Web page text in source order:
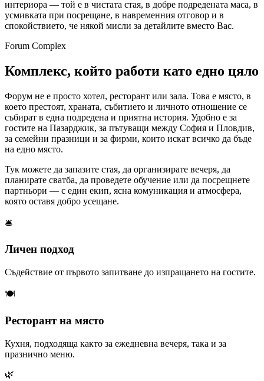
интериора — той е в чистата стая, в добре подредената маса, в
усмивката при посрещане, в навременния отговор и в
спокойствието, че някой мисли за детайлите вместо Вас.
Forum Complex
Комплекс, който работи като едно цяло
Форум не е просто хотел, ресторант или зала. Това е място, в
което престоят, храната, събитието и личното отношение се
събират в една подредена и приятна история. Удобно е за
гостите на Пазарджик, за пътуващи между София и Пловдив,
за семейни празници и за фирми, които искат всичко да бъде
на едно място.
Тук можете да запазите стая, да организирате вечеря, да
планирате сватба, да проведете обучение или да посрещнете
партньори — с един екип, ясна комуникация и атмосфера,
която оставя добро усещане.
🛎️
Личен подход
Съдействие от първото запитване до изпращането на гостите.
🍽️
Ресторант на място
Кухня, подходяща както за ежедневна вечеря, така и за
празнично меню.
🌿